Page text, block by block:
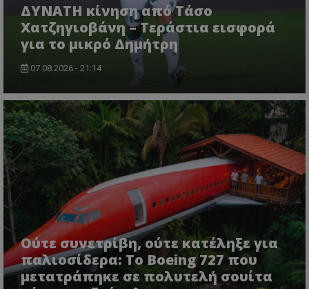
ΔΥΝΑΤΗ κίνηση από Τάσο
Χατζηγιοβάνη – Τεράστια εισφορά
για το μικρό Δημήτρη
07.08.2026 - 21:14
Ούτε συνετρίβη, ούτε κατέληξε για
παλιοσίδερα: Το Boeing 727 που
μετατράπηκε σε πολυτελή σουίτα